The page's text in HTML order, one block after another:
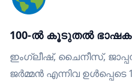
100-ൽ കൂടുതൽ
ഇംഗ്ലീഷ്, ചൈനീസ്,
ജർമ്മൻ എന്നിവ